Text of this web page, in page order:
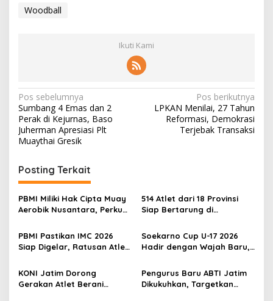
Woodball
Ikuti Kami
N
a
v
i
g
a
s
i
p
o
s
Pos sebelumnya
Sumbang 4 Emas dan 2
Perak di Kejurnas, Baso
Juherman Apresiasi Plt
Muaythai Gresik
Pos berikutnya
LPKAN Menilai, 27 Tahun
Reformasi, Demokrasi
Terjebak Transaksi
Posting Terkait
PBMI Miliki Hak Cipta Muay
Aerobik Nusantara, Perkuat
Indonesia
514 Atlet dari 18 Provinsi
Siap Bertarung di
Championship 2026 di
Bekasi
PBMI Pastikan IMC 2026
Siap Digelar, Ratusan Atlet
di Bekasi
Soekarno Cup U-17 2026
Hadir dengan Wajah Baru,
Penghargaan Man of the
Match
KONI Jatim Dorong
Gerakan Atlet Berani
Pengurus Baru ABTI Jatim
Dikukuhkan, Targetkan